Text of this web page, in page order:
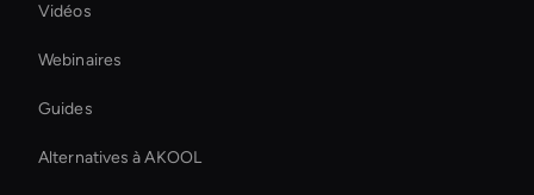
Vidéos
Webinaires
Guides
Alternatives à AKOOL